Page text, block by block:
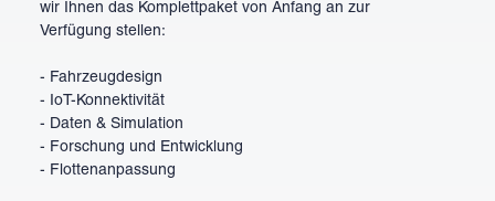
wir Ihnen das Komplettpaket von Anfang an zur
Verfügung stellen:
- Fahrzeugdesign
- IoT-Konnektivität
- Daten & Simulation
- Forschung und Entwicklung
- Flottenanpassung